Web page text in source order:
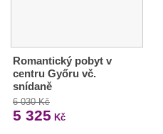
Romantický pobyt v
centru Győru vč.
snídaně
6 030 Kč
5 325 Kč